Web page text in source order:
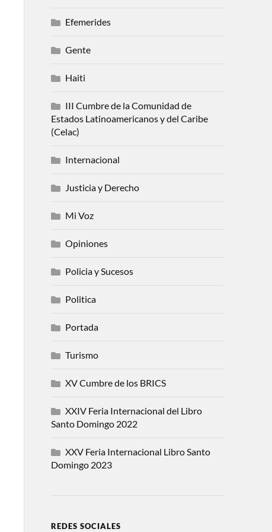
Efemerides
Gente
Haiti
III Cumbre de la Comunidad de
Estados Latinoamericanos y del Caribe
(Celac)
Internacional
Justicia y Derecho
Mi Voz
Opiniones
Policia y Sucesos
Politica
Portada
Turismo
XV Cumbre de los BRICS
XXIV Feria Internacional del Libro
Santo Domingo 2022
XXV Feria Internacional Libro Santo
Domingo 2023
REDES SOCIALES